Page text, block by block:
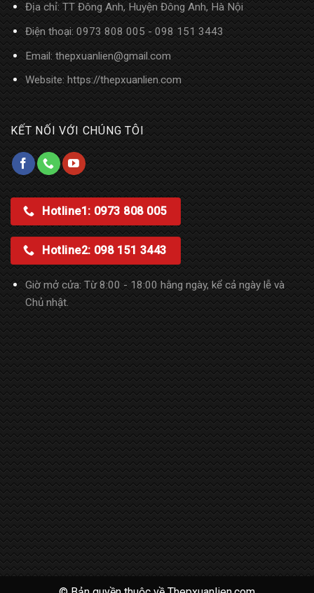
Địa chỉ: TT Đông Anh, Huyện Đông Anh, Hà Nội
Điện thoại: 0973 808 005 - 098 151 3443
Email: thepxuanlien@gmail.com
Website:https://thepxuanlien.com
KẾT NỐI VỚI CHÚNG TÔI
Hotline1: 0973 808 005
Hotline2: 098 151 3443
Giờ mở cửa: Từ 8:00 - 18:00 hằng ngày, kể cả ngày lễ và
Chủ nhật.